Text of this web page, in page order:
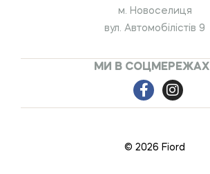
м. Новоселиця
вул. Автомобілістів 9
МИ В СОЦМЕРЕЖАХ
© 2026 Fiord